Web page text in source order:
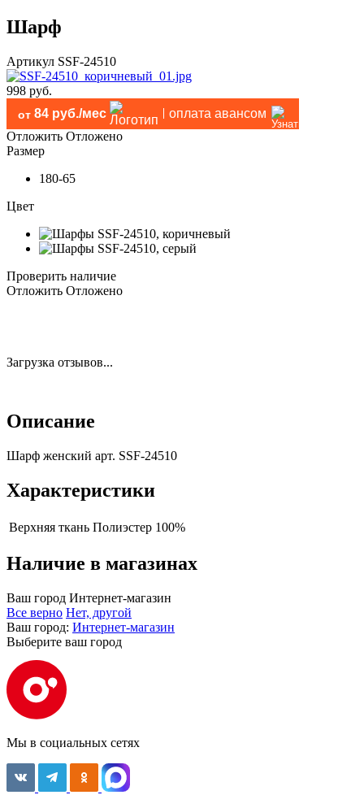
Шарф
Артикул SSF-24510
998 руб.
от 84 руб./мес
оплата авансом
Отложить Отложено
Размер
180-65
Цвет
Проверить наличие
Отложить Отложено
Загрузка отзывов...
Описание
Шарф женский арт. SSF-24510
Характеристики
Верхняя ткань Полиэстер 100%
Наличие в магазинах
Ваш город Интернет-магазин
Все верно Нет, другой
Ваш город: Интернет-магазин
Выберите ваш город
Мы в социальных сетях